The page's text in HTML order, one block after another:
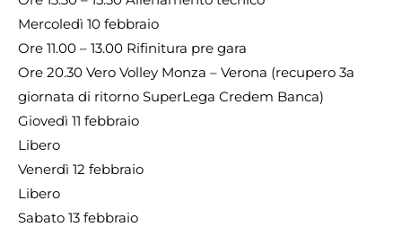
Mercoledì 10 febbraio
Ore 11.00 – 13.00 Rifinitura pre gara
Ore 20.30 Vero Volley Monza – Verona (recupero 3a
giornata di ritorno SuperLega Credem Banca)
Giovedì 11 febbraio
Libero
Venerdì 12 febbraio
Libero
Sabato 13 febbraio